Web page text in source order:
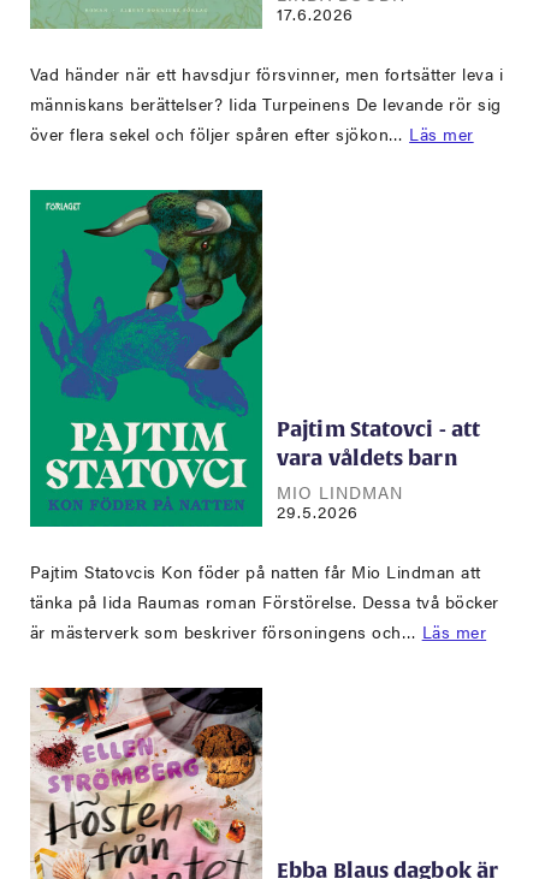
17.6.2026
Vad händer när ett havsdjur försvinner, men fortsätter leva i
människans berättelser? Iida Turpeinens De levande rör sig
över flera sekel och följer spåren efter sjökon… Läs mer
Pajtim Statovci - att
vara våldets barn
MIO LINDMAN
29.5.2026
Pajtim Statovcis Kon föder på natten får Mio Lindman att
tänka på Iida Raumas roman Förstörelse. Dessa två böcker
är mästerverk som beskriver försoningens och… Läs mer
Ebba Blaus dagbok är